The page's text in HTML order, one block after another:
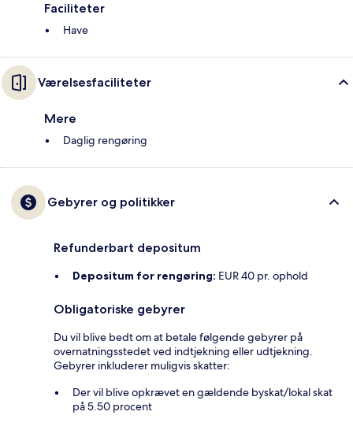
Faciliteter
Have
Værelsesfaciliteter
Mere
Daglig rengøring
Gebyrer og politikker
Refunderbart depositum
Depositum for rengøring: EUR 40 pr. ophold
Obligatoriske gebyrer
Du vil blive bedt om at betale følgende gebyrer på
overnatningsstedet ved indtjekning eller udtjekning.
Gebyrer inkluderer muligvis skatter:
Der vil blive opkrævet en gældende byskat/lokal skat
på 5.50 procent